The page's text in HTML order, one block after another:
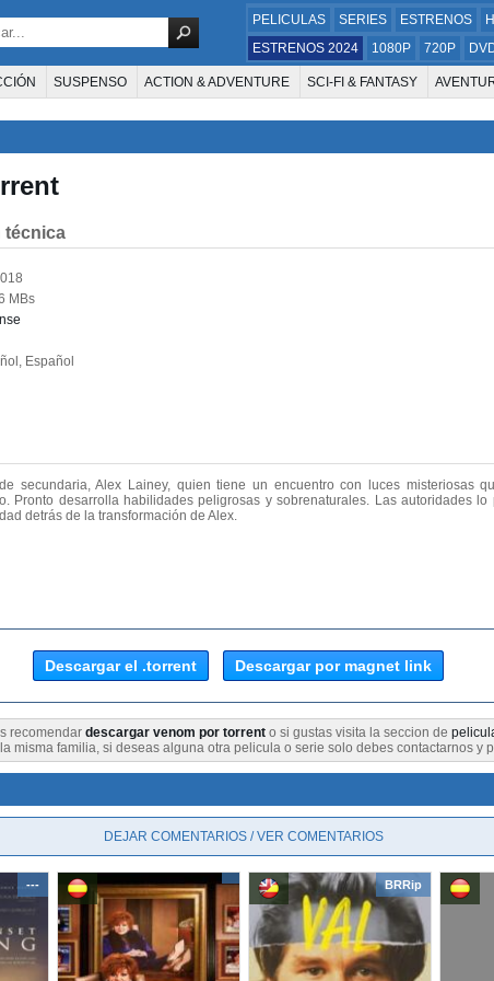
PELICULAS SERIES ESTRENOS
ESTRENOS 2024
1080P 720P
SUSPENSO ACTION & ADVENTURE SCI-FI & FANTASY
técnica
MBs
Español
secundaria, Alex Lainey, quien tiene un encuentro con luces misteriosas
Pronto desarrolla habilidades peligrosas y sobrenaturales. Las autoridades lo
detrás de la transformación de Alex.
Descargar el .torrent Descargar por magnet link
recomendar descargar venom por torrent o si gustas visita la seccion de
misma familia, si deseas alguna otra pelicula o serie solo debes contactarnos
DEJAR COMENTARIOS / VER COMENTARIOS
--- BRRip